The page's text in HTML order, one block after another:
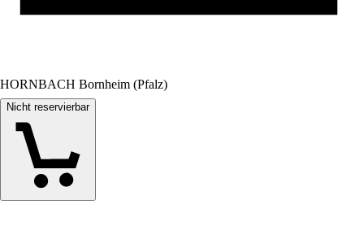
HORNBACH Bornheim (Pfalz)
Nicht reservierbar